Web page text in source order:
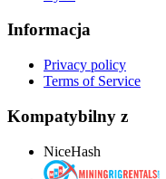
Informacja
Privacy policy
Terms of Service
Kompatybilny z
NiceHash